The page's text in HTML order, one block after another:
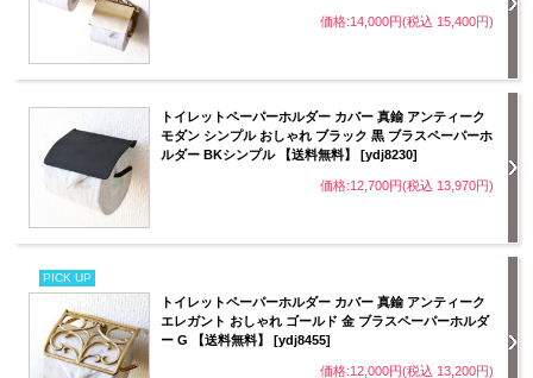
価格:14,000円(税込 15,400円)
トイレットペーパーホルダー カバー 真鍮 アンティーク
モダン シンプル おしゃれ ブラック 黒 ブラスペーパーホ
ルダー BKシンプル 【送料無料】 [ydj8230]
価格:12,700円(税込 13,970円)
PICK UP
トイレットペーパーホルダー カバー 真鍮 アンティーク
エレガント おしゃれ ゴールド 金 ブラスペーパーホルダ
ー G 【送料無料】 [ydj8455]
価格:12,000円(税込 13,200円)